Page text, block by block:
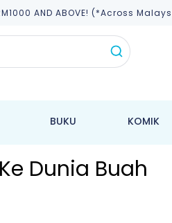
RM1000 AND ABOVE! (*across
BUKU KOMIK
Dunia Buah